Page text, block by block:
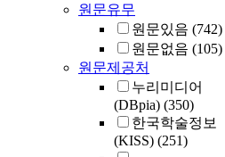
원문유무
원문있음 (742)
원문없음 (105)
원문제공처
누리미디어
(DBpia) (350)
한국학술정보
(KISS) (251)